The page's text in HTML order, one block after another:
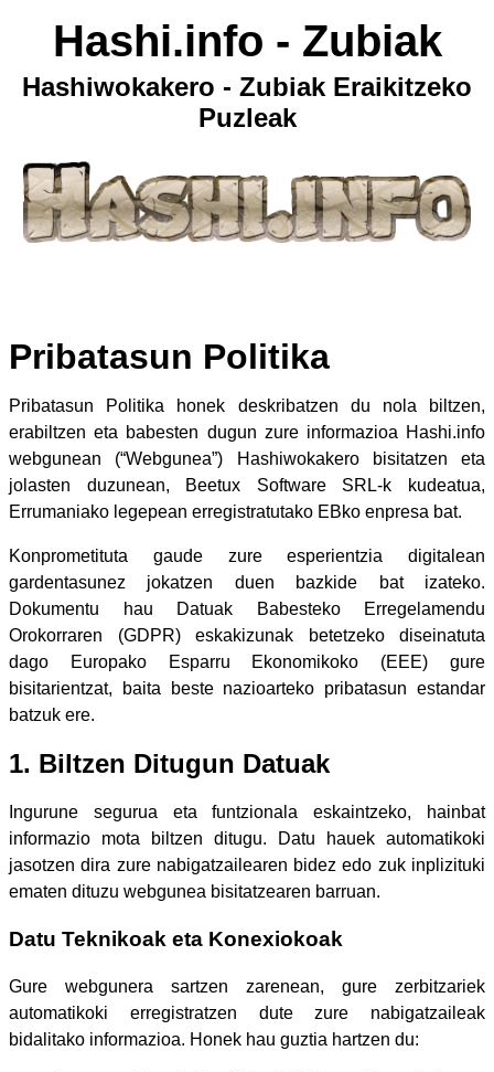
Hashi.info - Zubiak
Hashiwokakero - Zubiak Eraikitzeko
Puzleak
Pribatasun Politika
Pribatasun Politika honek deskribatzen du nola biltzen,
erabiltzen eta babesten dugun zure informazioa Hashi.info
webgunean (“Webgunea”) Hashiwokakero bisitatzen eta
jolasten duzunean, Beetux Software SRL-k kudeatua,
Errumaniako legepean erregistratutako EBko enpresa bat.
Konprometituta gaude zure esperientzia digitalean
gardentasunez jokatzen duen bazkide bat izateko.
Dokumentu hau Datuak Babesteko Erregelamendu
Orokorraren (GDPR) eskakizunak betetzeko diseinatuta
dago Europako Esparru Ekonomikoko (EEE) gure
bisitarientzat, baita beste nazioarteko pribatasun estandar
batzuk ere.
1. Biltzen Ditugun Datuak
Ingurune segurua eta funtzionala eskaintzeko, hainbat
informazio mota biltzen ditugu. Datu hauek automatikoki
jasotzen dira zure nabigatzailearen bidez edo zuk inplizituki
ematen dituzu webgunea bisitatzearen barruan.
Datu Teknikoak eta Konexiokoak
Gure webgunera sartzen zarenean, gure zerbitzariek
automatikoki erregistratzen dute zure nabigatzaileak
bidalitako informazioa. Honek hau guztia hartzen du: